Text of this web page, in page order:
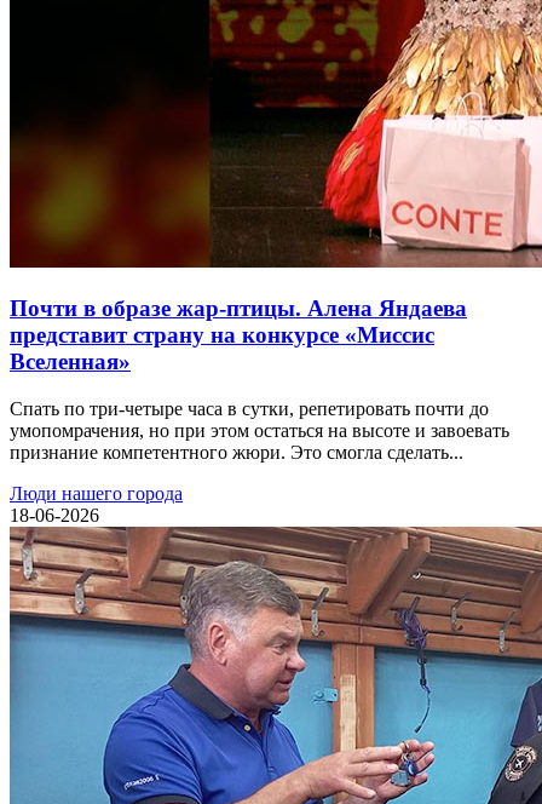
Почти в образе жар-птицы. Алена Яндаева
представит страну на конкурсе «Миссис
Вселенная»
Спать по три-четыре часа в сутки, репетировать почти до
умопомрачения, но при этом остаться на высоте и завоевать
признание компетентного жюри. Это смогла сделать...
Люди нашего города
18-06-2026